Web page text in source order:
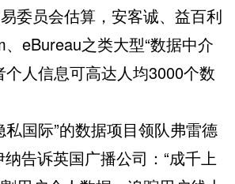
员会估算，安客诚、益百利
eBureau之类大型“数据中介
个人信息可高达人均3000个数
国际”的数据项目领队弗雷德
告诉英国广播公司：“成千上